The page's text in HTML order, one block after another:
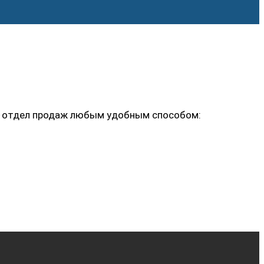
отдел продаж любым удобным способом: